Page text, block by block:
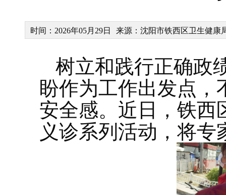
时间：2026年05月29日 来源：沈阳市铁西区卫生健康
树立和践行正确政
盼作为工作出发点
安全感。近日，铁西
义诊系列活动，将